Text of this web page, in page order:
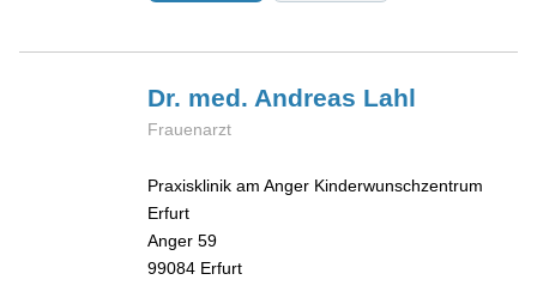
Dr. med. Andreas Lahl
Frauenarzt
Praxisklinik am Anger Kinderwunschzentrum
Erfurt
Anger 59
99084 Erfurt